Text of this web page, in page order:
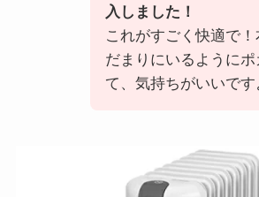
入しました！
これがすごく快適で
だまりにいるようにポ
て、気持ちがいいです